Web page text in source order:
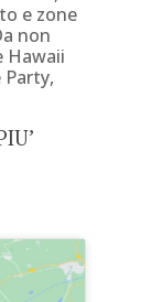
e zone
non
Hawaii